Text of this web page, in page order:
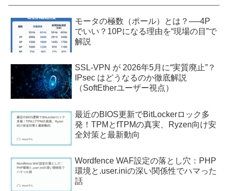
モータの極数（ポール）とは？──4P
でいい？10Pになる理由を“現場の目”で
解説
SSL-VPN が 2026年5月に“実質廃止”？
IPsec はどうなるのか徹底解説
（SoftEtherユーザー視点）
最近のBIOS更新でBitLockerロック多
発！TPMとfTPMの真実、Ryzen向け安
全対策と最新動向
Wordfence WAF設定の落とし穴：PHP
環境と.user.iniの深い関係性でハマった
話